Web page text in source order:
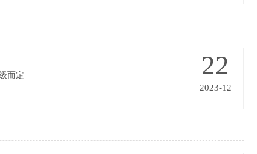
22
2023-12
而定